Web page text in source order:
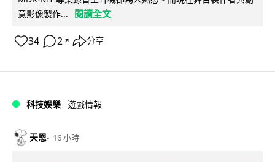
意影像製作...
閱讀全文
34 2 ↗ 分享
科技娛樂 遊戲情報
天恩 16 小時